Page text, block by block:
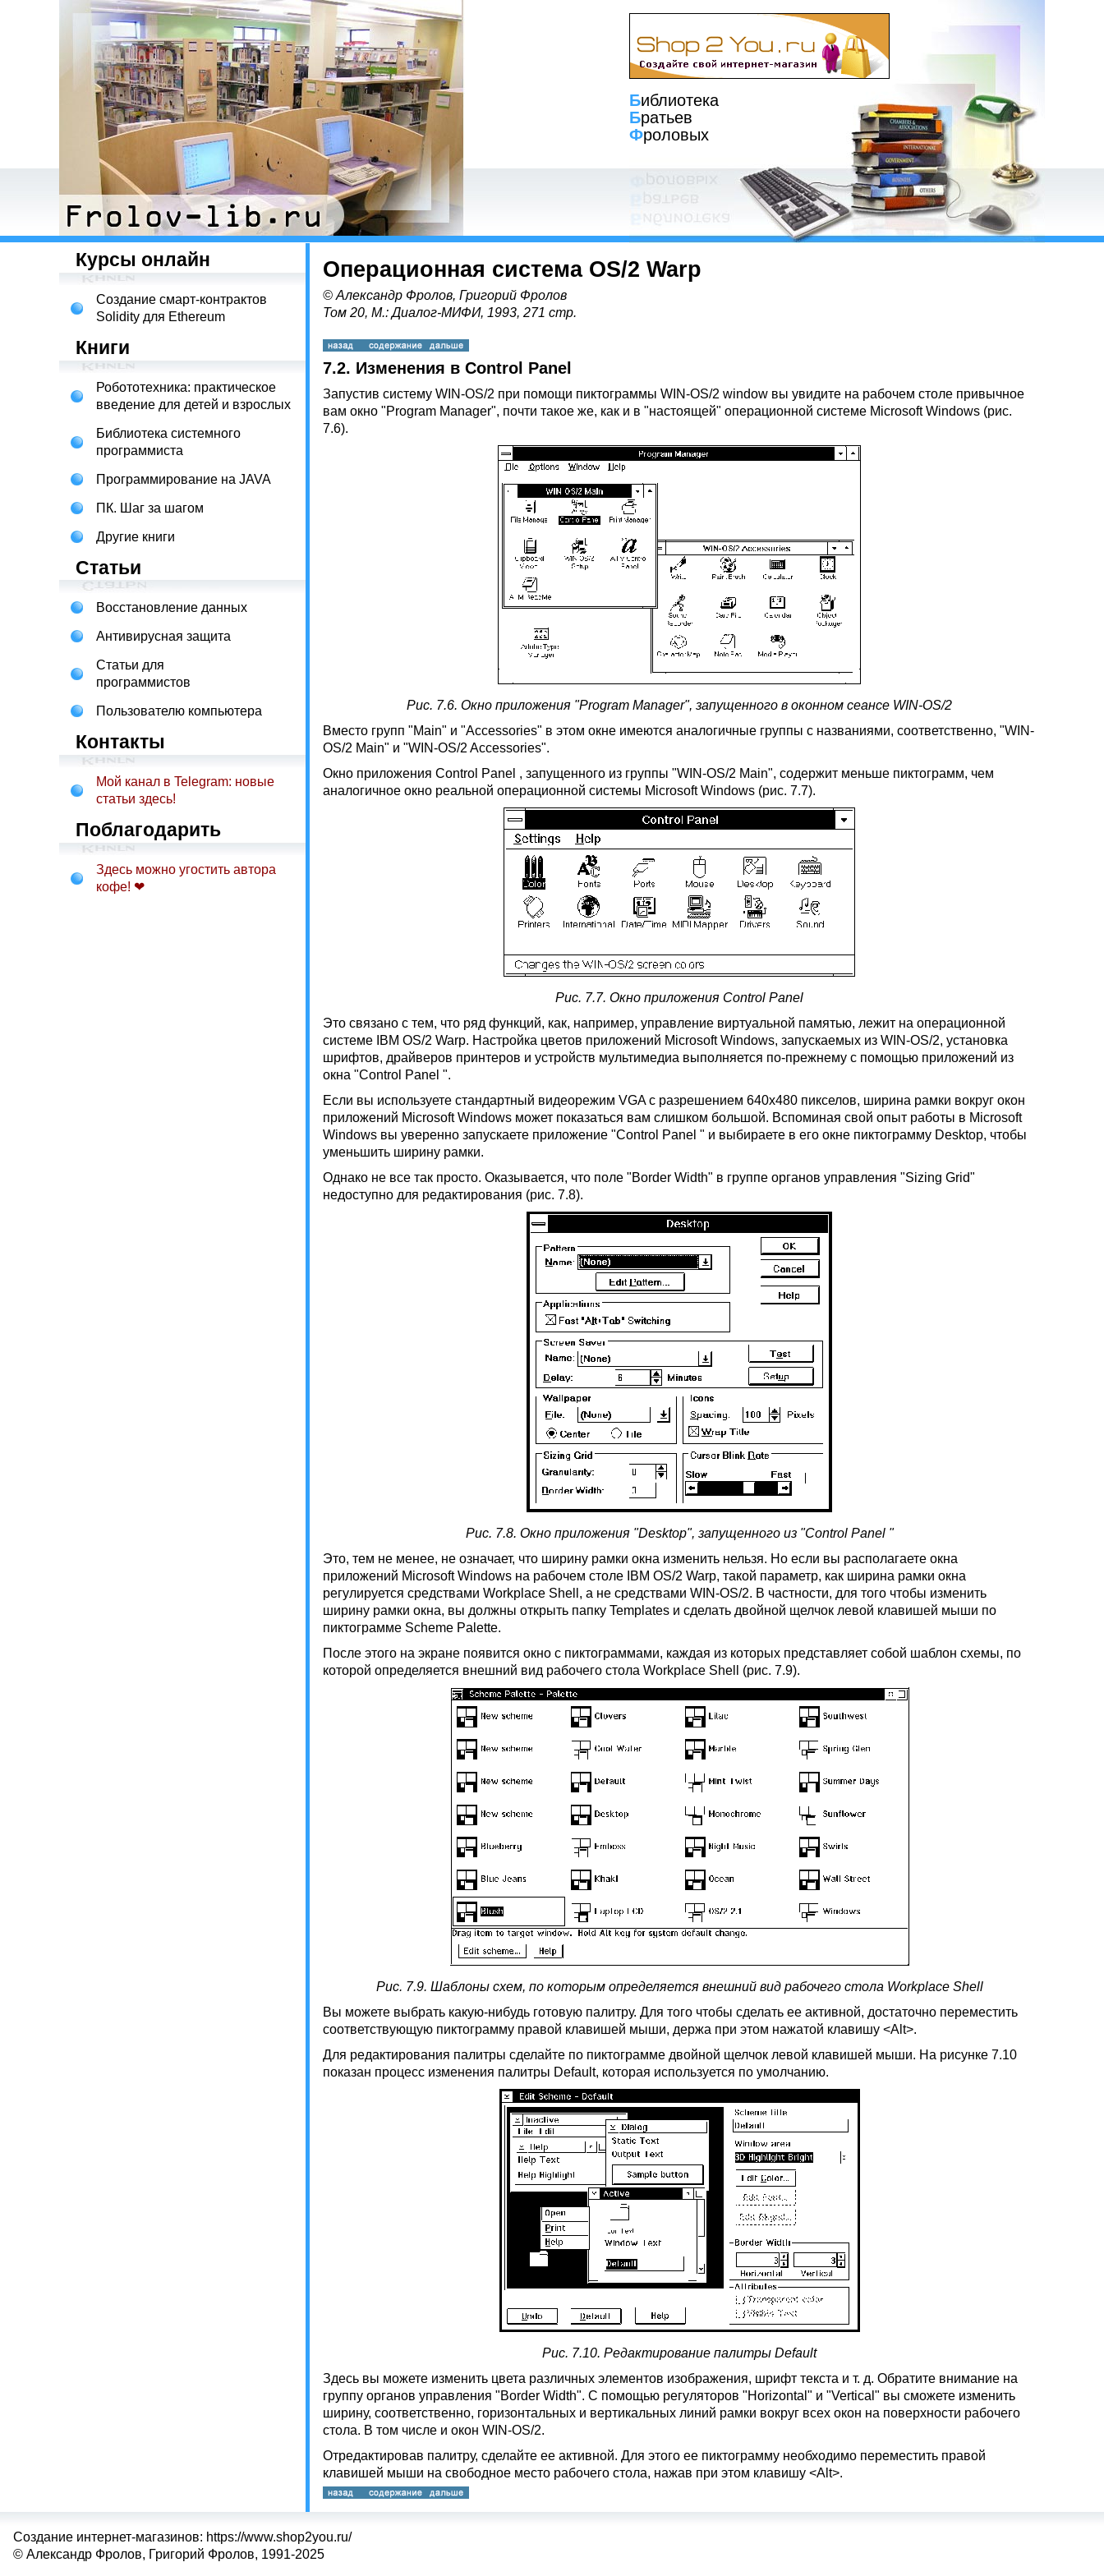
Библиотека
Братьев
Фроловых
Курсы онлайн
Создание смарт-контрактов
Solidity для Ethereum
Книги
Робототехника: практическое
введение для детей и взрослых
Библиотека системного
программиста
Программирование на JAVA
ПК. Шаг за шагом
Другие книги
Статьи
Восстановление данных
Антивирусная защита
Статьи для
программистов
Пользователю компьютера
Контакты
Мой канал в Telegram: новые
статьи здесь!
Поблагодарить
Здесь можно угостить автора
кофе! ❤
Операционная система OS/2 Warp
© Александр Фролов, Григорий Фролов
Том 20, М.: Диалог-МИФИ, 1993, 271 стр.
7.2. Изменения в Control Panel
Запустив систему WIN-OS/2 при помощи пиктограммы WIN-OS/2 window вы увидите на рабочем столе привычное
вам окно "Program Manager", почти такое же, как и в "настоящей" операционной системе Microsoft Windows (рис.
7.6).
Рис. 7.6. Окно приложения "Program Manager", запущенного в оконном сеансе WIN-OS/2
Вместо групп "Main" и "Accessories" в этом окне имеются аналогичные группы с названиями, соответственно, "WIN-
OS/2 Main" и "WIN-OS/2 Accessories".
Окно приложения Control Panel , запущенного из группы "WIN-OS/2 Main", содержит меньше пиктограмм, чем
аналогичное окно реальной операционной системы Microsoft Windows (рис. 7.7).
Рис. 7.7. Окно приложения Control Panel
Это связано с тем, что ряд функций, как, например, управление виртуальной памятью, лежит на операционной
системе IBM OS/2 Warp. Настройка цветов приложений Microsoft Windows, запускаемых из WIN-OS/2, установка
шрифтов, драйверов принтеров и устройств мультимедиа выполняется по-прежнему с помощью приложений из
окна "Control Panel ".
Если вы используете стандартный видеорежим VGA с разрешением 640х480 пикселов, ширина рамки вокруг окон
приложений Microsoft Windows может показаться вам слишком большой. Вспоминая свой опыт работы в Microsoft
Windows вы уверенно запускаете приложение "Control Panel " и выбираете в его окне пиктограмму Desktop, чтобы
уменьшить ширину рамки.
Однако не все так просто. Оказывается, что поле "Border Width" в группе органов управления "Sizing Grid"
недоступно для редактирования (рис. 7.8).
Рис. 7.8. Окно приложения "Desktop", запущенного из "Control Panel "
Это, тем не менее, не означает, что ширину рамки окна изменить нельзя. Но если вы располагаете окна
приложений Microsoft Windows на рабочем столе IBM OS/2 Warp, такой параметр, как ширина рамки окна
регулируется средствами Workplace Shell, а не средствами WIN-OS/2. В частности, для того чтобы изменить
ширину рамки окна, вы должны открыть папку Templates и сделать двойной щелчок левой клавишей мыши по
пиктограмме Scheme Palette.
После этого на экране появится окно с пиктограммами, каждая из которых представляет собой шаблон схемы, по
которой определяется внешний вид рабочего стола Workplace Shell (рис. 7.9).
Рис. 7.9. Шаблоны схем, по которым определяется внешний вид рабочего стола Workplace Shell
Вы можете выбрать какую-нибудь готовую палитру. Для того чтобы сделать ее активной, достаточно переместить
соответствующую пиктограмму правой клавишей мыши, держа при этом нажатой клавишу <Alt>.
Для редактирования палитры сделайте по пиктограмме двойной щелчок левой клавишей мыши. На рисунке 7.10
показан процесс изменения палитры Default, которая используется по умолчанию.
Рис. 7.10. Редактирование палитры Default
Здесь вы можете изменить цвета различных элементов изображения, шрифт текста и т. д. Обратите внимание на
группу органов управления "Border Width". С помощью регуляторов "Horizontal" и "Vertical" вы сможете изменить
ширину, соответственно, горизонтальных и вертикальных линий рамки вокруг всех окон на поверхности рабочего
стола. В том числе и окон WIN-OS/2.
Отредактировав палитру, сделайте ее активной. Для этого ее пиктограмму необходимо переместить правой
клавишей мыши на свободное место рабочего стола, нажав при этом клавишу <Alt>.
Создание интернет-магазинов: https://www.shop2you.ru/
© Александр Фролов, Григорий Фролов, 1991-2025